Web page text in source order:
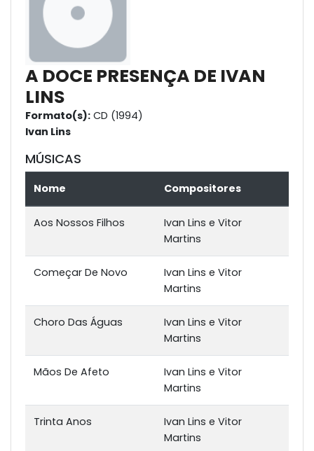
A DOCE PRESENÇA DE IVAN
LINS
Formato(s): CD (1994)
Ivan Lins
MÚSICAS
Nome Compositores
Aos Nossos Filhos
Ivan Lins e Vitor
Martins
Começar De Novo
Ivan Lins e Vitor
Martins
Choro Das Águas
Ivan Lins e Vitor
Martins
Mãos De Afeto
Ivan Lins e Vitor
Martins
Trinta Anos
Ivan Lins e Vitor
Martins